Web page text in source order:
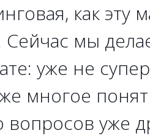
как эту
Сейчас мы
уже не
многое
уже